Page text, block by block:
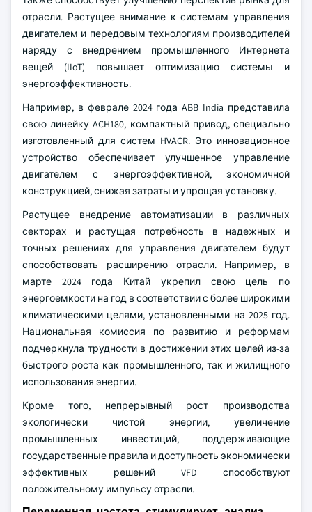
отрасли. Растущее внимание к системам управления
двигателем и передовым технологиям производителей
наряду с внедрением промышленного Интернета
вещей (IIoT) повышает оптимизацию системы и
энергоэффективность.
Например, в феврале 2024 года ABB India представила
свою линейку ACH180, компактный привод, специально
изготовленный для систем HVACR. Это инновационное
устройство обеспечивает улучшенное управление
двигателем с энергоэффективной, экономичной
конструкцией, снижая затраты и упрощая установку.
Растущее внедрение автоматизации в различных
секторах и растущая потребность в надежных и
точных решениях для управления двигателем будут
способствовать расширению отрасли. Например, в
марте 2024 года Китай укрепил свою цель по
энергоемкости на год в соответствии с более широкими
климатическими целями, установленными на 2025 год.
Национальная комиссия по развитию и реформам
подчеркнула трудности в достижении этих целей из-за
быстрого роста как промышленного, так и жилищного
использования энергии.
Кроме того, непрерывный рост производства
экологически чистой энергии, увеличение
промышленных инвестиций, поддерживающие
государственные правила и доступность экономически
эффективных решений VFD способствуют
положительному импульсу отрасли.